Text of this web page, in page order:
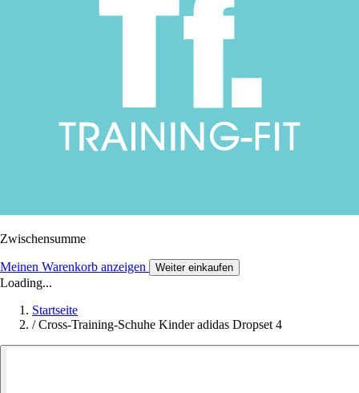
Zwischensumme
Meinen Warenkorb anzeigen Weiter einkaufen
Loading...
Startseite
/ Cross-Training-Schuhe Kinder adidas Dropset 4